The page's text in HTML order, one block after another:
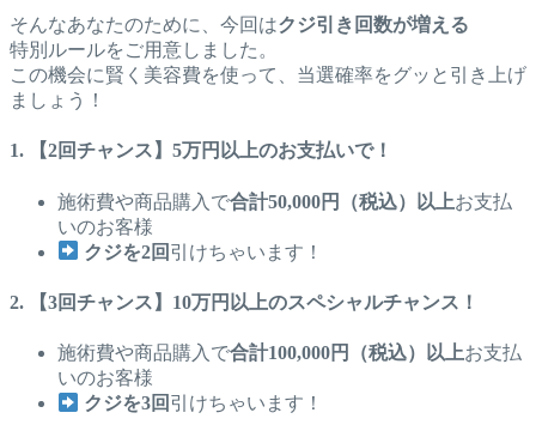
そんなあなたのために、今回はクジ引き回数が増える
特別ルールをご用意しました。
この機会に賢く美容費を使って、当選確率をグッと引き上げ
ましょう！
1. 【2回チャンス】5万円以上のお支払いで！
施術費や商品購入で合計50,000円（税込）以上お支払
いのお客様
クジを2回 引けちゃいます！
2. 【3回チャンス】10万円以上のスペシャルチャンス！
施術費や商品購入で合計100,000円（税込）以上お支払
いのお客様
クジを3回 引けちゃいます！